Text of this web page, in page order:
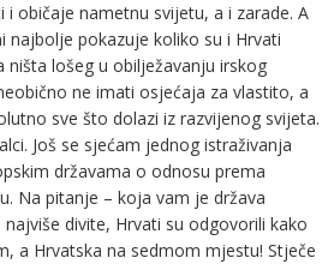
i običaje nametnu svijetu, a i zarade. A
najbolje pokazuje koliko su i Hrvati
ništa lošeg u obilježavanju irskog
ne imati osjećaja za vlastito, a
sve što dolazi iz razvijenog svijeta.
Još se sjećam jednog istraživanja
državama o odnosu prema
Na pitanje – koja vam je država
divite, Hrvati su odgovorili kako
a Hrvatska na sedmom mjestu! Stječe